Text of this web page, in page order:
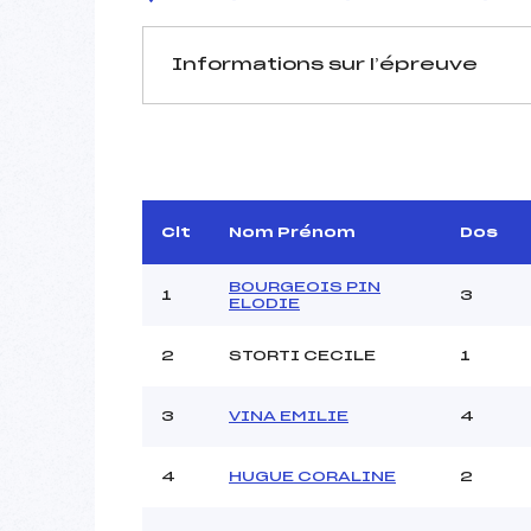
Informations sur l’épreuve
D.T Adjoint :
Dir. Epreuve :
Pénalité appliquée :
Clt Nom Prénom Dos
1
BOURGEOIS PIN
ELODIE
3
2 STORTI CECILE 1
3 VINA EMILIE 4
4 HUGUE CORALINE 2